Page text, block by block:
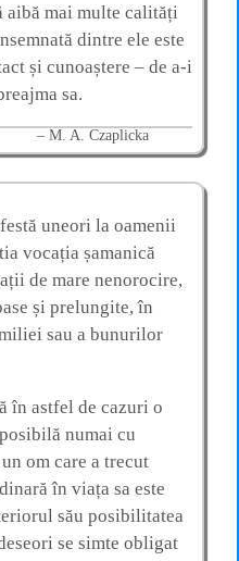
aibă mai multe calități
dintre ele este
și cunoaștere – de a-i
sa.
M. A. Czaplicka
uneori la oamenii
vocația șamanică
de mare nenorocire,
și prelungite, în
sau a bunurilor
în astfel de cazuri o
numai cu
om care a trecut
în viața sa este
său posibilitatea
se simte obligat